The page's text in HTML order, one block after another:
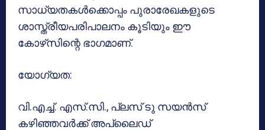
സാധ്യതകള്‍ക്കൊപ്പം പുരാരേഖകളുടെ
ശാസ്ത്രീയപരിപാലനം കൂടിയും ഈ
കോഴ്‌സിന്റെ ഭാഗമാണ്.
യോഗ്യത:
വി.എച്ച്. എസ്.സി., പ്ലസ് ടു സയന്‍സ്
കഴിഞ്ഞവര്‍ക്ക് അപ്ലൈഡ്